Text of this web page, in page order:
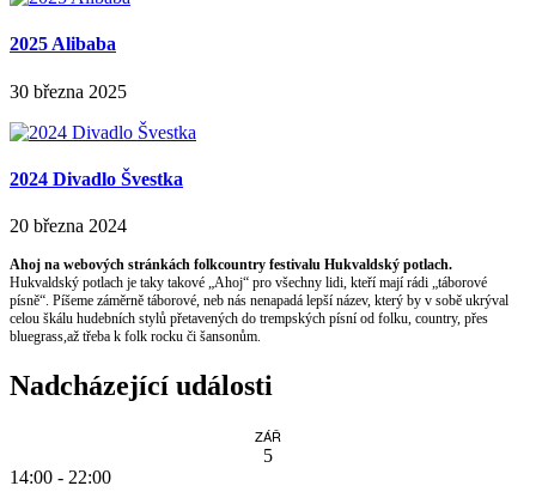
2025 Alibaba
30 března 2025
2024 Divadlo Švestka
20 března 2024
Ahoj na webových stránkách folkcountry festivalu Hukvaldský potlach.
Hukvaldský potlach je taky takové „Ahoj“ pro všechny lidi, kteří mají rádi „táborové
písně“. Píšeme záměrně táborové, neb nás nenapadá lepší název, který by v sobě ukrýval
celou škálu hudebních stylů přetavených do trempských písní od folku, country, přes
bluegrass,až třeba k folk rocku či šansonům.
Nadcházející události
ZÁŘ
5
14:00 - 22:00